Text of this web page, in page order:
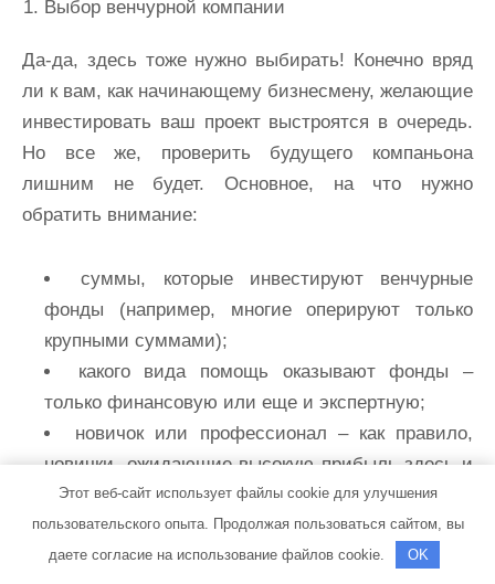
Выбор венчурной компании
Да-да, здесь тоже нужно выбирать! Конечно вряд
ли к вам, как начинающему бизнесмену, желающие
инвестировать ваш проект выстроятся в очередь.
Но все же, проверить будущего компаньона
лишним не будет. Основное, на что нужно
обратить внимание:
суммы, которые инвестируют венчурные
фонды (например, многие оперируют только
крупными суммами);
какого вида помощь оказывают фонды –
только финансовую или еще и экспертную;
новичок или профессионал – как правило,
новички, ожидающие высокую прибыль здесь и
сейчас, могут выйти из проекта на любом этапе,
поэтому старайтесь заключать договоры с уже
состоявшимися венчурными компаниями.
Этот веб-сайт использует файлы cookie для улучшения
пользовательского опыта. Продолжая пользоваться сайтом, вы
даете согласие на использование файлов cookie.
OK